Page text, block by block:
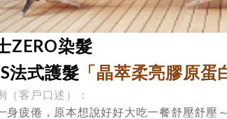
ZERO染髮
法式護髮 「晶萃柔亮膠原蛋
（客戶口述）：
身疲倦，原本想說好好大吃一餐舒壓舒壓